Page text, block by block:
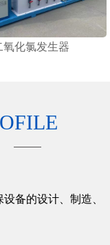
氧化氯发生器
设备的设计、制造、